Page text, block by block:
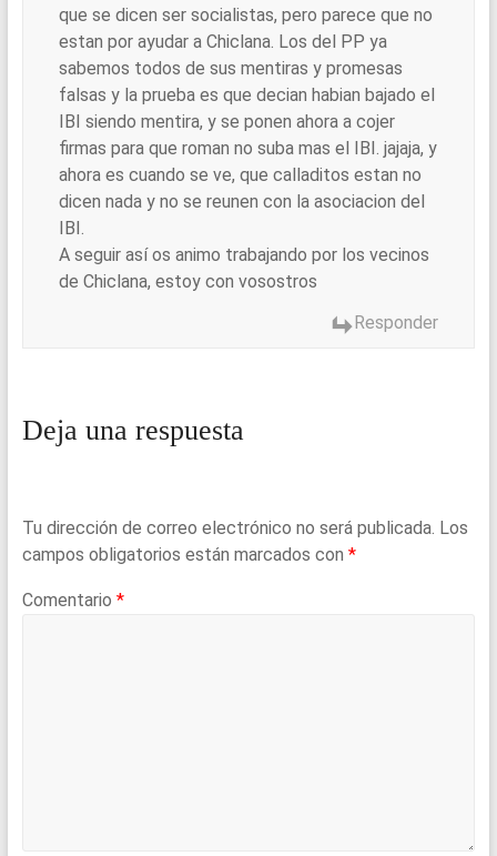
que se dicen ser socialistas, pero parece que no
estan por ayudar a Chiclana. Los del PP ya
sabemos todos de sus mentiras y promesas
falsas y la prueba es que decian habian bajado el
IBI siendo mentira, y se ponen ahora a cojer
firmas para que roman no suba mas el IBI. jajaja, y
ahora es cuando se ve, que calladitos estan no
dicen nada y no se reunen con la asociacion del
IBI.
A seguir así os animo trabajando por los vecinos
de Chiclana, estoy con vosostros
Responder
Deja una respuesta
Tu dirección de correo electrónico no será publicada. Los
campos obligatorios están marcados con *
Comentario *